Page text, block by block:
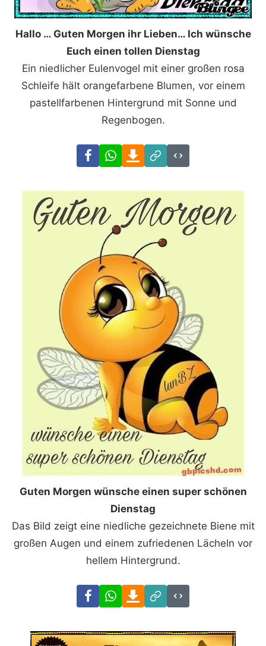
Hallo … Guten Morgen ihr Lieben… Ich wünsche
Euch einen tollen Dienstag
Ein niedlicher Eulenvogel mit einer großen rosa
Schleife hält orangefarbene Blumen, vor einem
pastellfarbenen Hintergrund mit Sonne und
Regenbogen.
FacebookWhatsAppDownload
Link
Code
Guten Morgen wünsche einen super schönen
Dienstag
Das Bild zeigt eine niedliche gezeichnete Biene mit
großen Augen und einem zufriedenen Lächeln vor
hellem Hintergrund.
FacebookWhatsAppDownload
Link
Code